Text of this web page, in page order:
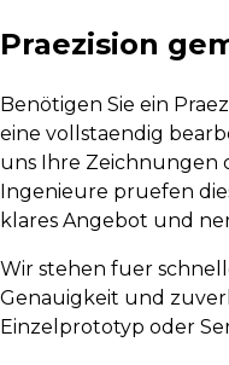
Praezision
Benötigen Sie ein
eine vollstaendig
uns Ihre Zeichnungen
Ingenieure pruefen
klares Angebot und
Wir stehen fuer
Genauigkeit und
Einzelprototyp oder